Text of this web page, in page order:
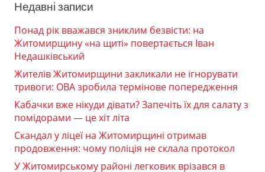
Недавні записи
Понад рік вважався зниклим безвісти: на
Житомирщину «на щиті» повертається Іван
Недашківський
Жителів Житомирщини закликали не ігнорувати
тривоги: ОВА зробила термінове попередження
Кабачки вже нікуди дівати? Запечіть їх для салату з
помідорами — це хіт літа
Скандал у ліцеї на Житомирщині отримав
продовження: чому поліція не склала протокол
У Житомирському районі легковик врізався в